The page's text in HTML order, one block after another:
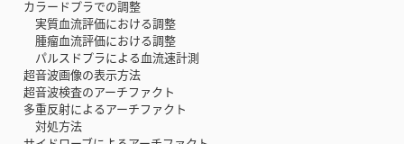
カラードプラでの調整
実質血流評価における調整
腫瘤血流評価における調整
パルスドプラによる血流速計測
超音波画像の表示方法
超音波検査のアーチファクト
多重反射によるアーチファクト
対処方法